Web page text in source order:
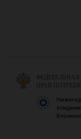
ПРАВ